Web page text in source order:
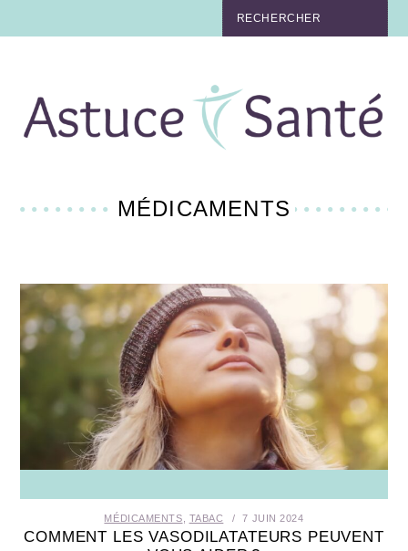
TABAC
MÉDECINE
MÉDECINE DOUCE
SANTÉ BUCCO-DENTAIRE
MÉDICAMENTS
MÉDICAMENTS TABAC 7 JUIN 2024
COMMENT LES VASODILATATEURS PEUVENT